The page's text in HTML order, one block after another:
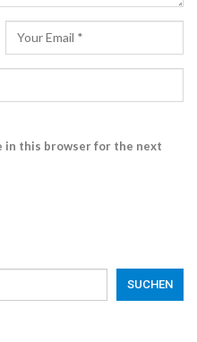
in this browser for the next
SUCHEN